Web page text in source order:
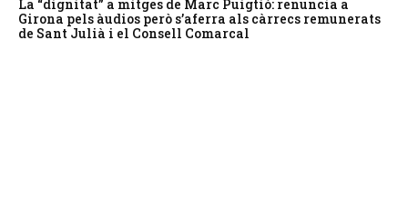
La “dignitat” a mitges de Marc Puigtió: renuncia a
Girona pels àudios però s’aferra als càrrecs remunerats
de Sant Julià i el Consell Comarcal